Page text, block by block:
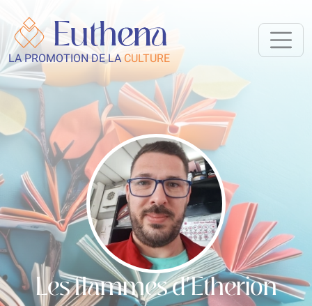
LA PROMOTION DE LACULTURE
Les flammes d'Etherion